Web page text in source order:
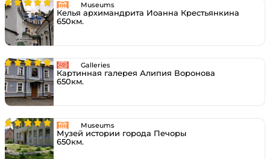
Museums
Келья архимандрита Иоанна Крестьянкина
650км.
Galleries
Картинная галерея Алипия Воронова
650км.
Museums
Музей истории города Печоры
650км.